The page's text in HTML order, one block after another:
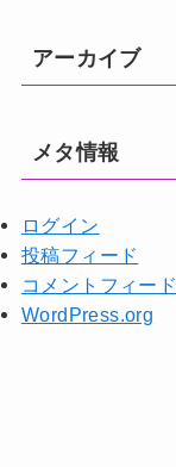
アーカイブ
メタ情報
ログイン
投稿フィード
コメントフィード
WordPress.org